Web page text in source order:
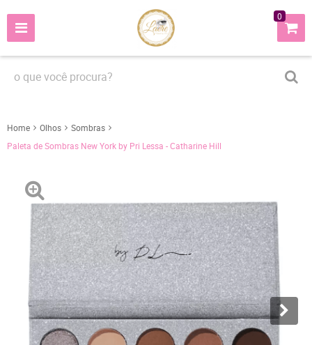
0
Home Olhos
Sombras
Paleta de Sombras New York by Pri Lessa - Catharine Hill